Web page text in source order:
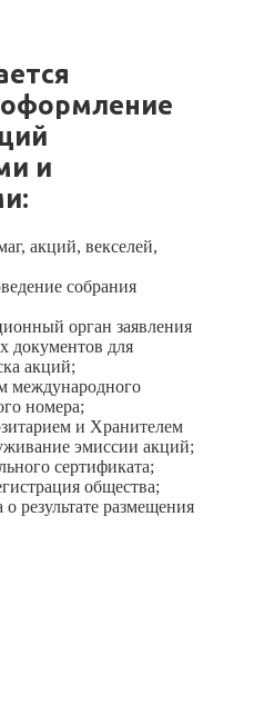
и
акций, векселей,
собрания
орган заявления
документов для
акций;
международного
номера;
и Хранителем
эмиссии акций;
сертификата;
общества;
о результате размещения